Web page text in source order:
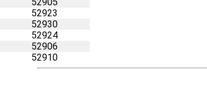
52923
52930
52924
52906
52910